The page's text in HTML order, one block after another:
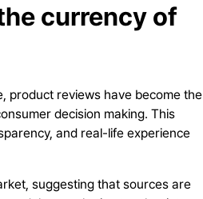
currency of
product reviews have become the
decision making. This
and real-life experience
suggesting that sources are